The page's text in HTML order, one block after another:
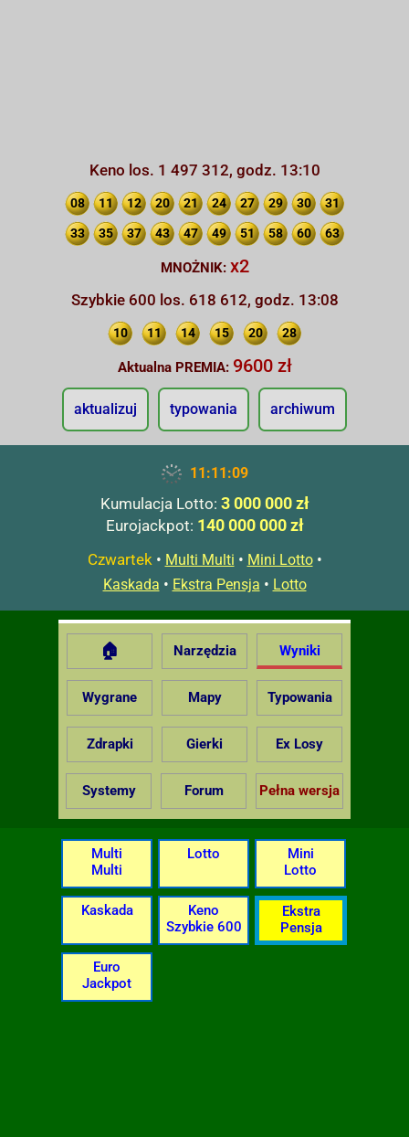
Keno los. 1 497 312, godz. 13:10
08 11 12 20 21 24 27 29 30 31
33 35 37 43 47 49 51 58 60 63
MNOŻNIK: x2
Szybkie 600 los. 618 612, godz. 13:08
10 11 14 15 20 28
Aktualna PREMIA: 9600 zł
aktualizuj typowania archiwum
11:11:10
Kumulacja Lotto: 3 000 000 zł
Eurojackpot: 140 000 000 zł
Czwartek• Multi Multi • Mini Lotto•
Kaskada • Ekstra Pensja • Lotto
🏠 Narzędzia Wyniki
Wygrane Mapy Typowania
Zdrapki Gierki Ex Losy
Systemy Forum Pełna wersja
Multi
Multi
Lotto
Mini
Lotto
Kaskada
Keno
Szybkie 600
Ekstra
Pensja
Euro
Jackpot